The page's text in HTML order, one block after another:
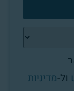
ול-מדיניות